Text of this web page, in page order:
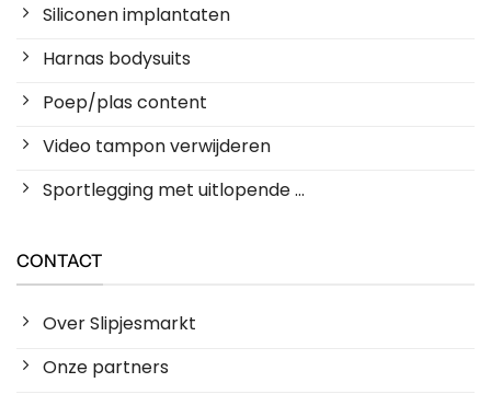
Siliconen implantaten
Harnas bodysuits
Poep/plas content
Video tampon verwijderen
Sportlegging met uitlopende ...
CONTACT
Over Slipjesmarkt
Onze partners